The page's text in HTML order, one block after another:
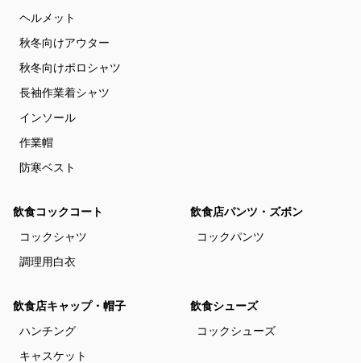
ヘルメット
秋冬向けアウター
秋冬向けポロシャツ
長袖作業着シャツ
インソール
作業帽
防寒ベスト
飲食コックコート
コックシャツ
調理用白衣
飲食店パンツ・ズボン
コックパンツ
飲食店キャップ・帽子
ハンチング
キャスケット
飲食シューズ
コックシューズ